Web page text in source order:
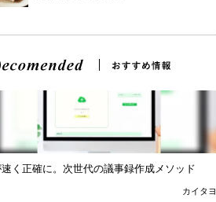
く正確に。次世代の議事録作成メソッド
カイタヨ